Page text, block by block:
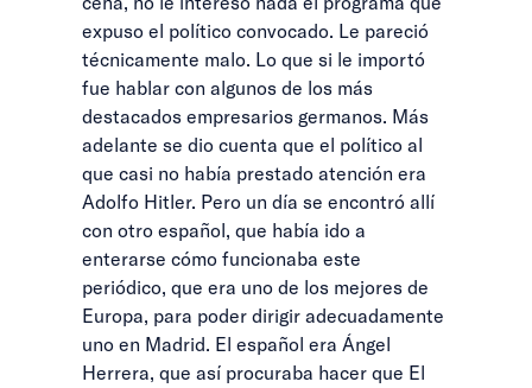
expuso el político convocado. Le pareció
técnicamente malo. Lo que si le importó
fue hablar con algunos de los más
destacados empresarios germanos. Más
adelante se dio cuenta que el político al
que casi no había prestado atención era
Adolfo Hitler. Pero un día se encontró allí
con otro español, que había ido a
enterarse cómo funcionaba este
periódico, que era uno de los mejores de
Europa, para poder dirigir adecuadamente
uno en Madrid. El español era Ángel
Herrera, que así procuraba hacer que El